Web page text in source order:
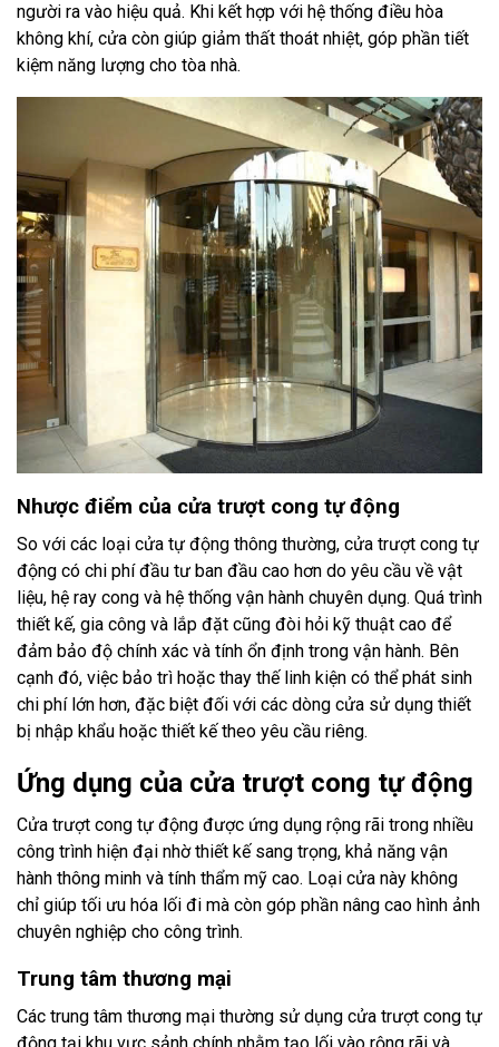
người ra vào hiệu quả. Khi kết hợp với hệ thống điều hòa
không khí, cửa còn giúp giảm thất thoát nhiệt, góp phần tiết
kiệm năng lượng cho tòa nhà.
Nhược điểm của cửa trượt cong tự động
So với các loại cửa tự động thông thường, cửa trượt cong tự
động có chi phí đầu tư ban đầu cao hơn do yêu cầu về vật
liệu, hệ ray cong và hệ thống vận hành chuyên dụng. Quá trình
thiết kế, gia công và lắp đặt cũng đòi hỏi kỹ thuật cao để
đảm bảo độ chính xác và tính ổn định trong vận hành. Bên
cạnh đó, việc bảo trì hoặc thay thế linh kiện có thể phát sinh
chi phí lớn hơn, đặc biệt đối với các dòng cửa sử dụng thiết
bị nhập khẩu hoặc thiết kế theo yêu cầu riêng.
Ứng dụng của cửa trượt cong tự động
Cửa trượt cong tự động được ứng dụng rộng rãi trong nhiều
công trình hiện đại nhờ thiết kế sang trọng, khả năng vận
hành thông minh và tính thẩm mỹ cao. Loại cửa này không
chỉ giúp tối ưu hóa lối đi mà còn góp phần nâng cao hình ảnh
chuyên nghiệp cho công trình.
Trung tâm thương mại
Các trung tâm thương mại thường sử dụng cửa trượt cong tự